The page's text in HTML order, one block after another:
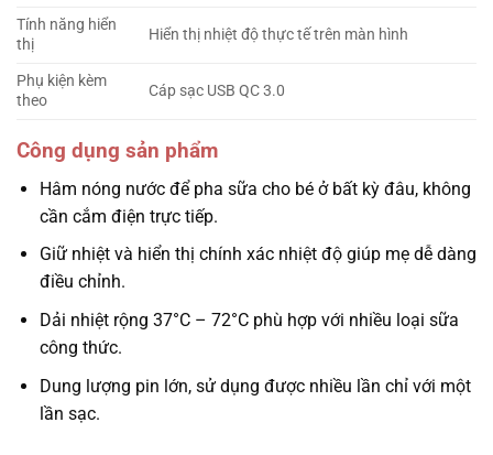
Tính năng hiển
thị
Hiển thị nhiệt độ thực tế trên màn hình
Phụ kiện kèm
theo
Cáp sạc USB QC 3.0
Công dụng sản phẩm
Hâm nóng nước để pha sữa cho bé ở bất kỳ đâu, không
cần cắm điện trực tiếp.
Giữ nhiệt và hiển thị chính xác nhiệt độ giúp mẹ dễ dàng
điều chỉnh.
Dải nhiệt rộng 37°C – 72°C phù hợp với nhiều loại sữa
công thức.
Dung lượng pin lớn, sử dụng được nhiều lần chỉ với một
lần sạc.